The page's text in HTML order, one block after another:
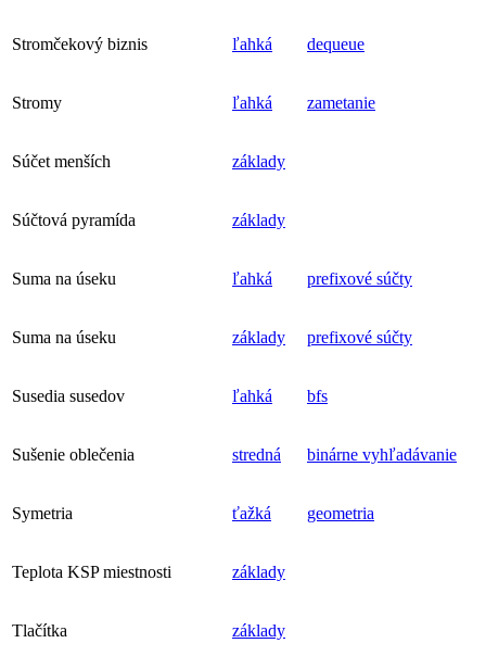
Stromčekový biznis ľahká dequeue
Stromy ľahká zametanie
Súčet menších základy
Súčtová pyramída základy
Suma na úseku ľahká prefixové súčty
Suma na úseku základy prefixové súčty
Susedia susedov ľahká bfs
Sušenie oblečenia stredná binárne vyhľadávanie
Symetria ťažká geometria
Teplota KSP miestnosti základy
Tlačítka základy